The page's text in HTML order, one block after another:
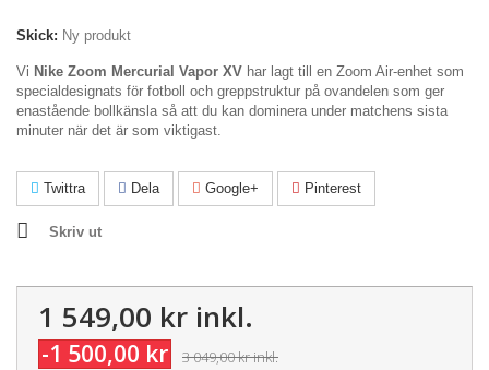
Skick: Ny produkt
Vi Nike Zoom Mercurial Vapor XV har lagt till en Zoom Air-enhet som
specialdesignats för fotboll och greppstruktur på ovandelen som ger
enastående bollkänsla så att du kan dominera under matchens sista
minuter när det är som viktigast.
Twittra Dela Google+ Pinterest
Skriv ut
1 549,00 kr inkl.
-1 500,00 kr 3 049,00 krinkl.